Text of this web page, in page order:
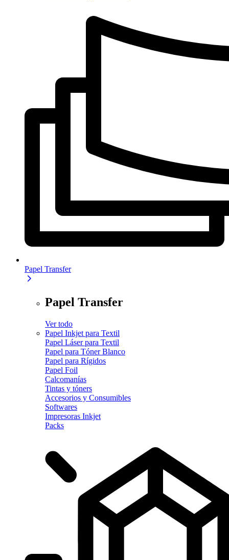
Papel Transfer
Papel Transfer
Ver todo
Papel Inkjet para Textil
Papel Láser para Textil
Papel para Tóner Blanco
Papel para Rígidos
Papel Foil
Calcomanías
Tintas y tóners
Accesorios y Consumibles
Softwares
Impresoras Inkjet
Packs